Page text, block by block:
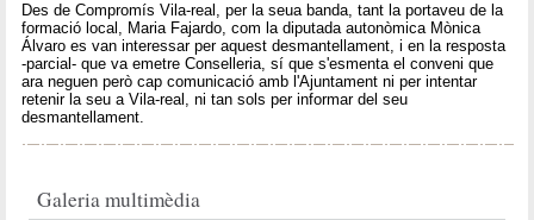
Des de Compromís Vila-real, per la seua banda, tant la portaveu de la
formació local, Maria Fajardo, com la diputada autonòmica Mònica
Álvaro es van interessar per aquest desmantellament, i en la resposta
-parcial- que va emetre Conselleria, sí que s'esmenta el conveni que
ara neguen però cap comunicació amb l'Ajuntament ni per intentar
retenir la seu a Vila-real, ni tan sols per informar del seu
desmantellament.
Galeria multimèdia